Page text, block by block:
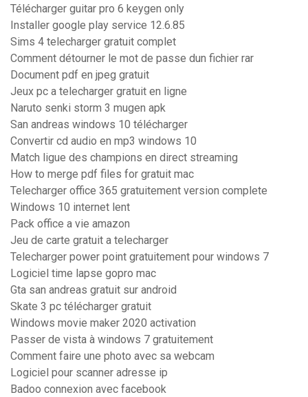
Télécharger guitar pro 6 keygen only
Installer google play service 12.6.85
Sims 4 telecharger gratuit complet
Comment détourner le mot de passe dun fichier rar
Document pdf en jpeg gratuit
Jeux pc a telecharger gratuit en ligne
Naruto senki storm 3 mugen apk
San andreas windows 10 télécharger
Convertir cd audio en mp3 windows 10
Match ligue des champions en direct streaming
How to merge pdf files for gratuit mac
Telecharger office 365 gratuitement version complete
Windows 10 internet lent
Pack office a vie amazon
Jeu de carte gratuit a telecharger
Telecharger power point gratuitement pour windows 7
Logiciel time lapse gopro mac
Gta san andreas gratuit sur android
Skate 3 pc télécharger gratuit
Windows movie maker 2020 activation
Passer de vista à windows 7 gratuitement
Comment faire une photo avec sa webcam
Logiciel pour scanner adresse ip
Badoo connexion avec facebook